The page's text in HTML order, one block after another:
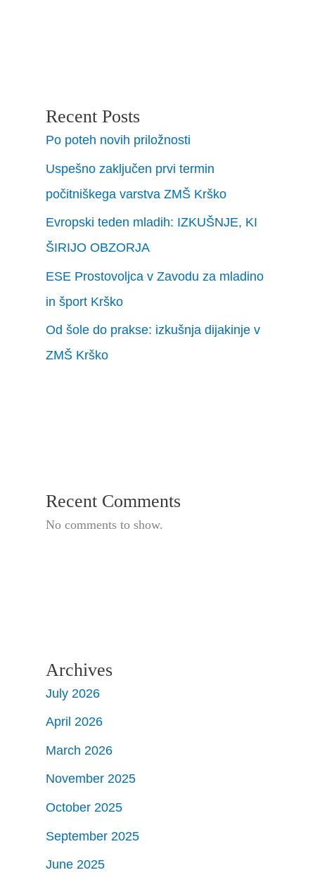
Recent Posts
Po poteh novih priložnosti
Uspešno zaključen prvi termin
počitniškega varstva ZMŠ Krško
Evropski teden mladih: IZKUŠNJE, KI
ŠIRIJO OBZORJA
ESE Prostovoljca v Zavodu za mladino
in šport Krško
Od šole do prakse: izkušnja dijakinje v
ZMŠ Krško
Recent Comments
No comments to show.
Archives
July 2026
April 2026
March 2026
November 2025
October 2025
September 2025
June 2025